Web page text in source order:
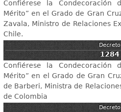
Confiérese la Condecoración
Mérito” en el Grado de Gran
Zavala, Ministro de Relaciones
Chile.
Decreto
1284
Confiérese la Condecoración
Mérito” en el Grado de Gran
de Barberi, Ministra de
de Colombia
Decreto